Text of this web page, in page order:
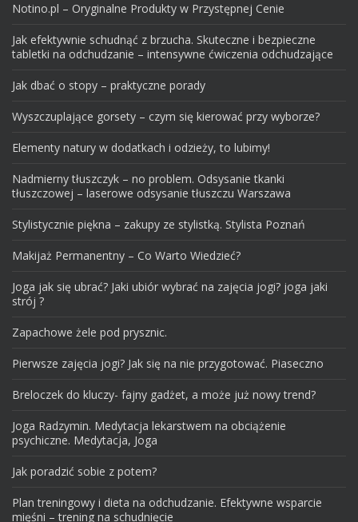
Notino.pl – Oryginalne Produkty w Przystępnej Cenie
Jak efektywnie schudnąć z brzucha. Skuteczne i bezpieczne
tabletki na odchudzanie – intensywne ćwiczenia odchudzające
Jak dbać o stopy – praktyczne porady
Wyszczuplające gorsety – czym się kierować przy wyborze?
Elementy natury w dodatkach i odzieży, to lubimy!
Nadmierny tłuszczyk – no problem. Odsysanie tkanki
tłuszczowej – laserowe odsysanie tłuszczu Warszawa
Stylistycznie piękna – zakupy ze stylistką. Stylista Poznań
Makijaż Permanentny – Co Warto Wiedzieć?
Joga jak się ubrać? Jaki ubiór wybrać na zajęcia jogi? joga jaki
strój ?
Zapachowe żele pod prysznic.
Pierwsze zajęcia jogi? Jak się na nie przygotować. Piaseczno
Breloczek do kluczy- fajny gadżet, a może już nowy trend?
Joga Radzymin. Medytacja lekarstwem na obciążenie
psychiczne. Medytacja, Joga
Jak poradzić sobie z potem?
Plan treningowy i dieta na odchudzanie. Efektywne wsparcie
mięśni – trening na schudnięcie